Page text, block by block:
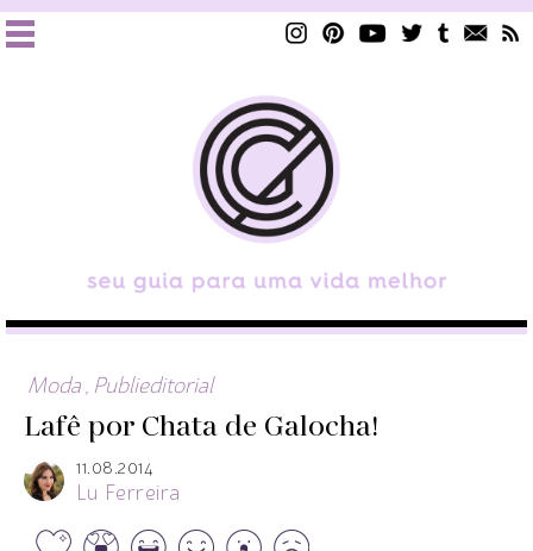
Moda Publieditorial
Lafê por Chata de Galocha!
11.08.2014
Lu Ferreira